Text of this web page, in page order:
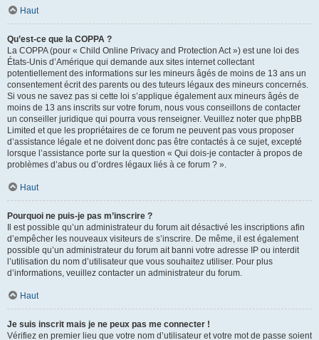
Haut
Qu’est-ce que la COPPA ?
La COPPA (pour « Child Online Privacy and Protection Act ») est une loi des
États-Unis d’Amérique qui demande aux sites internet collectant
potentiellement des informations sur les mineurs âgés de moins de 13 ans un
consentement écrit des parents ou des tuteurs légaux des mineurs concernés.
Si vous ne savez pas si cette loi s’applique également aux mineurs âgés de
moins de 13 ans inscrits sur votre forum, nous vous conseillons de contacter
un conseiller juridique qui pourra vous renseigner. Veuillez noter que phpBB
Limited et que les propriétaires de ce forum ne peuvent pas vous proposer
d’assistance légale et ne doivent donc pas être contactés à ce sujet, excepté
lorsque l’assistance porte sur la question « Qui dois-je contacter à propos de
problèmes d’abus ou d’ordres légaux liés à ce forum ? ».
Haut
Pourquoi ne puis-je pas m’inscrire ?
Il est possible qu’un administrateur du forum ait désactivé les inscriptions afin
d’empêcher les nouveaux visiteurs de s’inscrire. De même, il est également
possible qu’un administrateur du forum ait banni votre adresse IP ou interdit
l’utilisation du nom d’utilisateur que vous souhaitez utiliser. Pour plus
d’informations, veuillez contacter un administrateur du forum.
Haut
Je suis inscrit mais je ne peux pas me connecter !
Vérifiez en premier lieu que votre nom d’utilisateur et votre mot de passe soient